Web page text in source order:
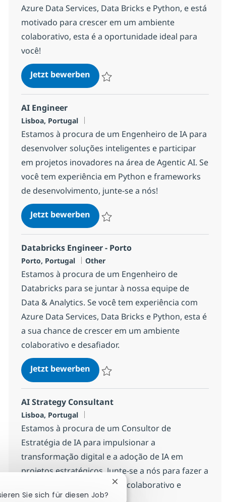
Azure Data Services, Data Bricks e Python, e está
motivado para crescer em um ambiente
colaborativo, esta é a oportunidade ideal para
você!
Jetzt bewerbenDatabricks Engineer
AI Engineer
Standort
Lisboa, Portugal
Estamos à procura de um Engenheiro de IA para
desenvolver soluções inteligentes e participar
em projetos inovadores na área de Agentic AI. Se
você tem experiência em Python e frameworks
de desenvolvimento, junte-se a nós!
Jetzt bewerbenAI Engineer
Databricks Engineer - Porto
Standort
Porto, Portugal Kategorie
Other
Estamos à procura de um Engenheiro de
Databricks para se juntar à nossa equipe de
Data & Analytics. Se você tem experiência com
Azure Data Services, Data Bricks e Python, esta é
a sua chance de crescer em um ambiente
colaborativo e desafiador.
Jetzt bewerbenDatabricks Engineer - Porto
AI Strategy Consultant
Standort
Lisboa, Portugal
Estamos à procura de um Consultor de
Estratégia de IA para impulsionar a
transformação digital e a adoção de IA em
projetos estratégicos. Junte-se a nós para fazer a
diferença em um ambiente colaborativo e
inovador.
Sie sich für diesen Job?
Chatbot-Benachrichtigung